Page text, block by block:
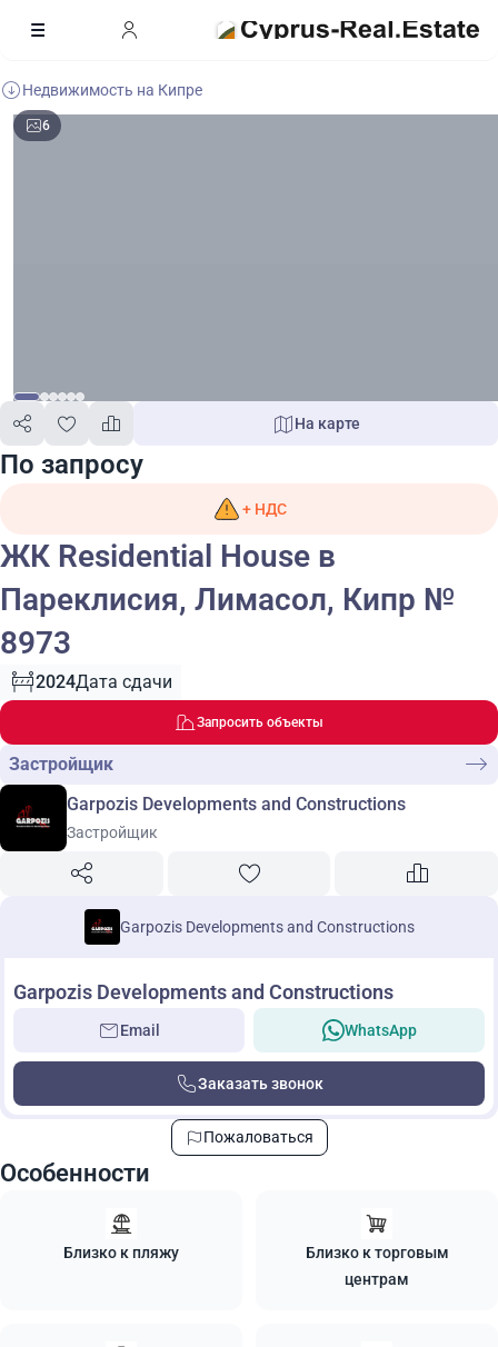
Недвижимость на Кипре
6
По запросу
На карте
+ НДС
ЖК Residential House в
Пареклисия, Лимасол, Кипр №
8973
2024Дата сдачи
Запросить объекты
Застройщик
Garpozis Developments and Constructions
Застройщик
Garpozis Developments and Constructions
Garpozis Developments and Constructions
Email WhatsApp
Заказать звонок
Пожаловаться
Особенности
Близко к пляжу
Близко к торговым
центрам